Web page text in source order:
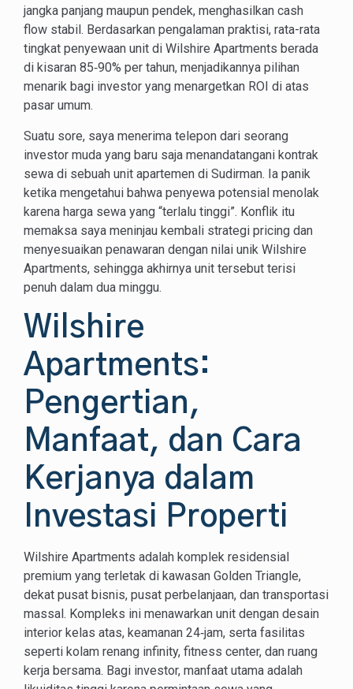
jangka panjang maupun pendek, menghasilkan cash
flow stabil. Berdasarkan pengalaman praktisi, rata-rata
tingkat penyewaan unit di Wilshire Apartments berada
di kisaran 85‑90% per tahun, menjadikannya pilihan
menarik bagi investor yang menargetkan ROI di atas
pasar umum.
Suatu sore, saya menerima telepon dari seorang
investor muda yang baru saja menandatangani kontrak
sewa di sebuah unit apartemen di Sudirman. Ia panik
ketika mengetahui bahwa penyewa potensial menolak
karena harga sewa yang “terlalu tinggi”. Konflik itu
memaksa saya meninjau kembali strategi pricing dan
menyesuaikan penawaran dengan nilai unik Wilshire
Apartments, sehingga akhirnya unit tersebut terisi
penuh dalam dua minggu.
Wilshire
Apartments:
Pengertian,
Manfaat, dan Cara
Kerjanya dalam
Investasi Properti
Wilshire Apartments adalah komplek residensial
premium yang terletak di kawasan Golden Triangle,
dekat pusat bisnis, pusat perbelanjaan, dan transportasi
massal. Kompleks ini menawarkan unit dengan desain
interior kelas atas, keamanan 24‑jam, serta fasilitas
seperti kolam renang infinity, fitness center, dan ruang
kerja bersama. Bagi investor, manfaat utama adalah